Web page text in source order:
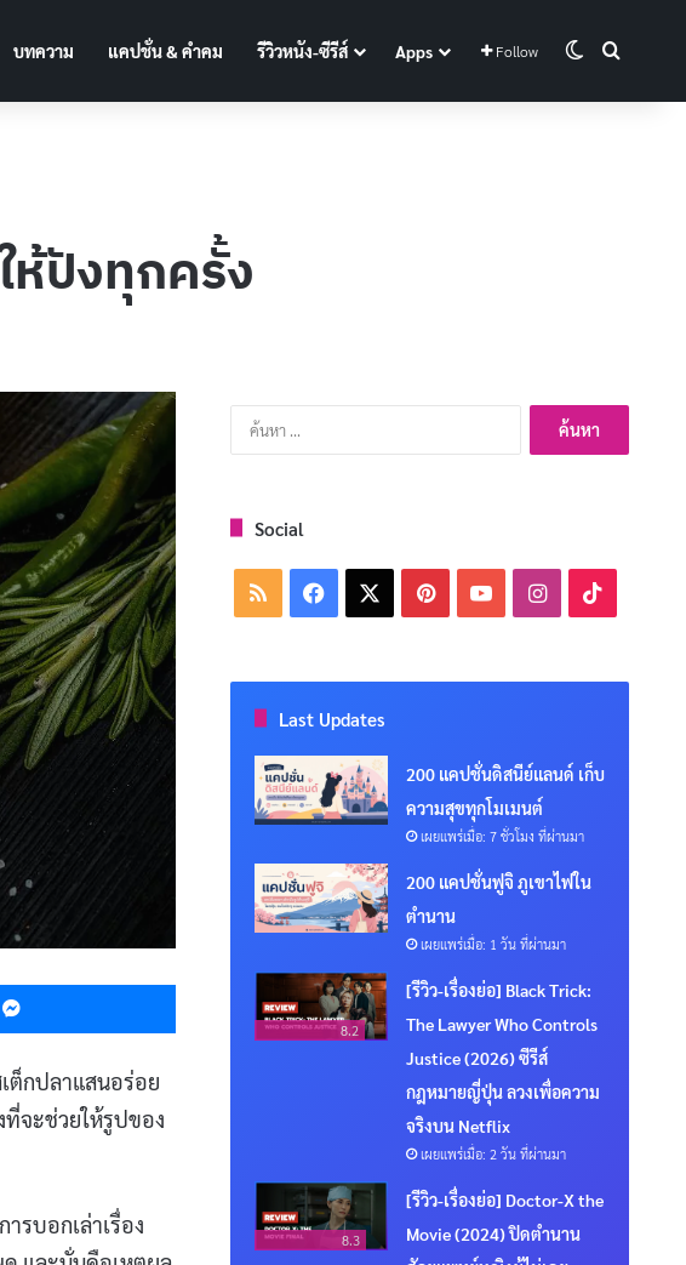
บทความ แคปชั่น & คำคม รีวิวหนัง-ซีรีส์ Apps Follow Switch skin
ห้ปังทุกครั้ง
Messenger
ต็กปลาแสนอร่อย
จะช่วยให้รูปของ
รบอกเล่าเรื่อง
ค้นหา
สำหรับ:
Social
RSS Facebook PinterestYouTubeInstagram
Last Updates
200 แคปชั่นดิสนีย์แลนด์ เก็บ
ความสุขทุกโมเมนต์
เผยแพร่เมื่อ: 7 ชั่วโมง ที่ผ่านมา
200 แคปชั่นฟูจิ ภูเขาไฟใน
ตำนาน
เผยแพร่เมื่อ: 1 วัน ที่ผ่านมา
8.2
[รีวิว-เรื่องย่อ] Black Trick:
The Lawyer Who Controls
Justice (2026) ซีรีส์
กฎหมายญี่ปุ่น ลวงเพื่อความ
จริงบน Netflix
เผยแพร่เมื่อ: 2 วัน ที่ผ่านมา
8.3
[รีวิว-เรื่องย่อ] Doctor-X the
Movie (2024) ปิดตำนาน